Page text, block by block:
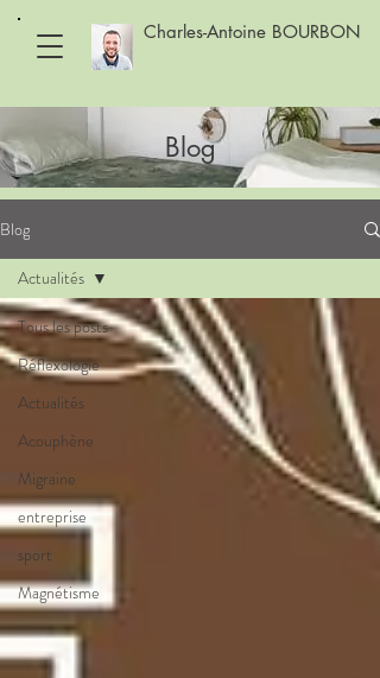
Charles-Antoine BOURBON
Blog
Blog
Tous les posts
Réflexologie
Actualités
Acouphène
Migraine
entreprise
sport
Magnétisme
Actualités